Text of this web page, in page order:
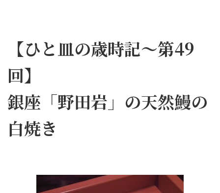
【ひと皿の歳時記～第49
回】
銀座「野田岩」の天然鰻の
白焼き